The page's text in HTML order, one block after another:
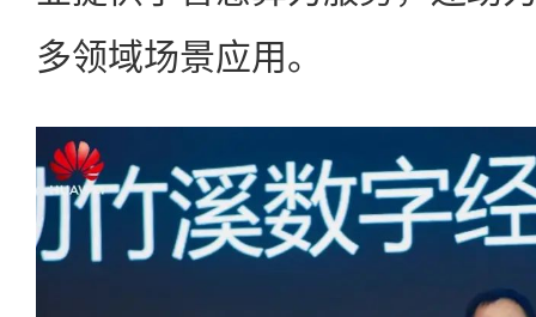
多领域场景应用。